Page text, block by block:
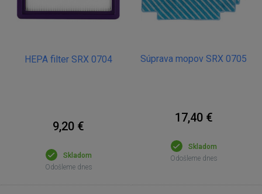
HEPA filter SRX 0704
9,20 €
Skladom
Odošleme dnes
Súprava mopov SRX 0705
17,40 €
Skladom
Odošleme dnes